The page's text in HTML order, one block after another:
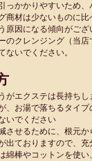
っかかりやすいため
商材は少ないものに比
原因になる傾向がござ
のクレンジング（当
ないでください。
がエクステは長持ちし
、お湯で落ちるタイ
いでください
させるために、根元
出ておりますので、
綿棒やコットンを使い、